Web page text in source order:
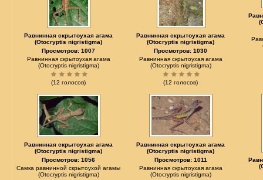
Равнинная скрытоухая агама
(Otocryptis nigristigma)
Просмотров: 1007
Равнинная скрытоухая агама
(Otocryptis nigristigma)
(12 голосов)
Равнинная скрытоухая агама
(Otocryptis nigristigma)
Просмотров: 1030
Равнинная скрытоухая агама
(Otocryptis nigristigma)
(12 голосов)
Равнинная скрытоухая агама
(Otocryptis nigristigma)
Просмотров: 1056
Самка равнинной скрытоухой агамы
(Otocryptis nigristigma)
Равнинная скрытоухая агама
(Otocryptis nigristigma)
Просмотров: 1011
Равнинная скрытоухая агама
(Otocryptis nigristigma)